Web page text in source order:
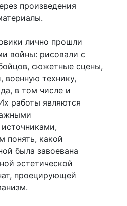
произведения
лично прошли
войны: рисовали с
сюжетные сцены,
военную технику,
в том числе и
работы являются
понять, какой
была завоевана
эстетической
проецирующей